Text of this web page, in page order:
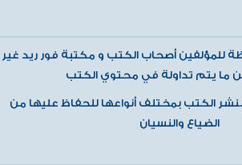
للمؤلفين أصحاب الكتب و مكتبة فور ريد غير
ما يتم تداولة في محتوي الكتب
الكتب بمختلف أنواعها للحفاظ عليها من
الضياع والنسيان